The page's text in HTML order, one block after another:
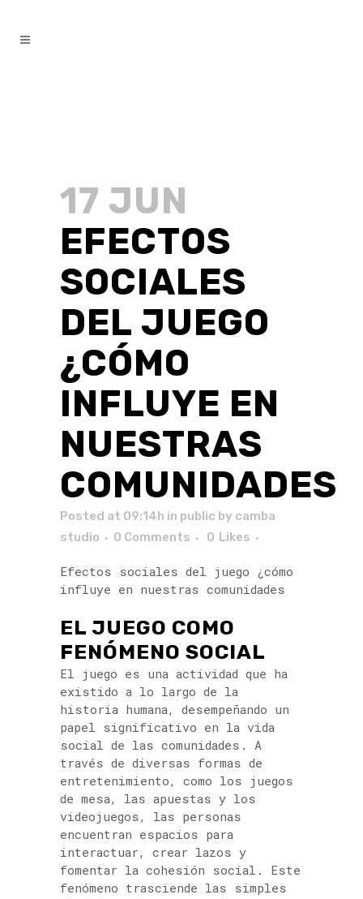
17 JUN
EFECTOS
SOCIALES
DEL JUEGO
¿CÓMO
INFLUYE EN
NUESTRAS
COMUNIDADES
Posted at 09:14h in public by camba
studio
0 Comments 0 Likes
Efectos sociales del juego ¿cómo
influye en nuestras comunidades
EL JUEGO COMO
FENÓMENO SOCIAL
El juego es una actividad que ha
existido a lo largo de la
historia humana, desempeñando un
papel significativo en la vida
social de las comunidades. A
través de diversas formas de
entretenimiento, como los juegos
de mesa, las apuestas y los
videojuegos, las personas
encuentran espacios para
interactuar, crear lazos y
fomentar la cohesión social. Este
fenómeno trasciende las simples